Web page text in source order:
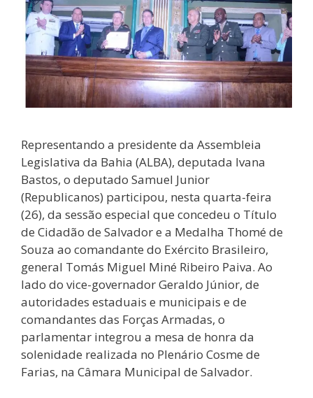
Representando a presidente da Assembleia
Legislativa da Bahia (ALBA), deputada Ivana
Bastos, o deputado Samuel Junior
(Republicanos) participou, nesta quarta-feira
(26), da sessão especial que concedeu o Título
de Cidadão de Salvador e a Medalha Thomé de
Souza ao comandante do Exército Brasileiro,
general Tomás Miguel Miné Ribeiro Paiva. Ao
lado do vice-governador Geraldo Júnior, de
autoridades estaduais e municipais e de
comandantes das Forças Armadas, o
parlamentar integrou a mesa de honra da
solenidade realizada no Plenário Cosme de
Farias, na Câmara Municipal de Salvador.